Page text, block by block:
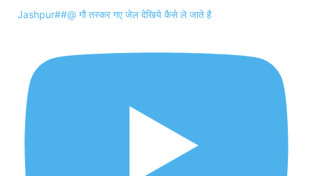
Jashpur##@ गौ तस्कर गए जेल देखिये कैसे ले जाते है